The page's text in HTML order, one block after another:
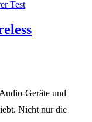
Geräte und
Nicht nur die